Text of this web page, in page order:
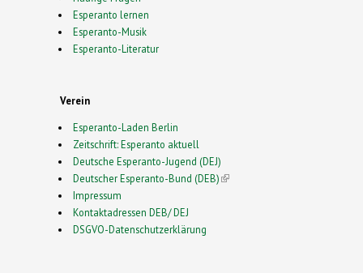
Esperanto lernen
Esperanto-Musik
Esperanto-Literatur
Verein
Esperanto-Laden Berlin
Zeitschrift: Esperanto aktuell
Deutsche Esperanto-Jugend (DEJ)
Deutscher Esperanto-Bund (DEB)(link is external)
Impressum
Kontaktadressen DEB/ DEJ
DSGVO-Datenschutzerklärung